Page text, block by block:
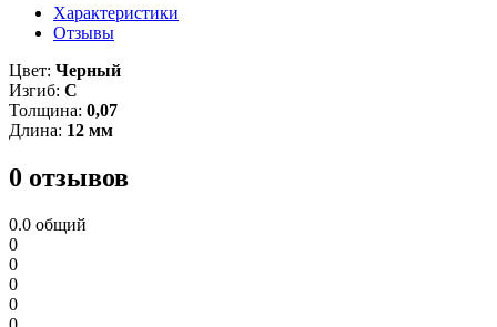
Характеристики
Отзывы
Цвет: Черный
Изгиб: C
Толщина: 0,07
Длина: 12 мм
0 отзывов
0.0 общий
0
0
0
0